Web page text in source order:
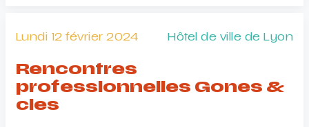
Lundi 12 février 2024 Hôtel de ville de Lyon
Rencontres
professionnelles Gones &
cies